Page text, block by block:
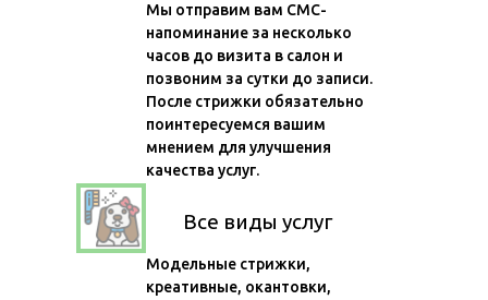
Мы отправим вам СМС-
напоминание за несколько
часов до визита в салон и
позвоним за сутки до записи.
После стрижки обязательно
поинтересуемся вашим
мнением для улучшения
качества услуг.
Модельные стрижки,
креативные, окантовки,
Все виды услуг